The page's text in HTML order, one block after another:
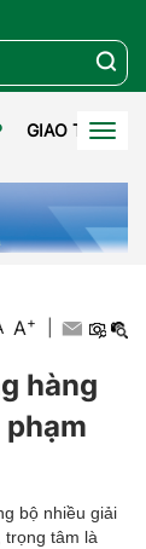
GIAO
A+
hàng
bộ nhiều giải
trọng tâm là